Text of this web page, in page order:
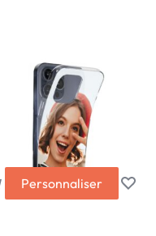
Personnaliser